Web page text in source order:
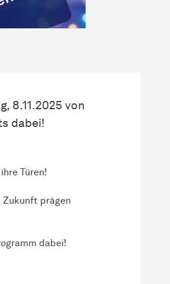
8.11.2025 von
dabei!
ihre Türen!
Zukunft prägen
dabei!